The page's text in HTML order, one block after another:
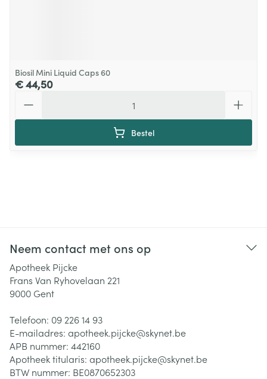
Biosil Mini Liquid Caps 60
€ 44,50
Bestel
Neem contact met ons op
Apotheek Pijcke
Frans Van Ryhovelaan 221
9000 Gent
Telefoon: 09 226 14 93
E-mailadres: apotheek.pijcke@skynet.be
APB nummer: 442160
Apotheek titularis: apotheek.pijcke@skynet.be
BTW nummer: BE0870652303